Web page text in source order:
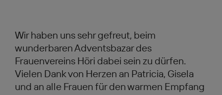
Wir haben uns sehr gefreut, beim
wunderbaren Adventsbazar des
Frauenvereins Höri dabei sein zu dürfen.
Vielen Dank von Herzen an Patricia, Gisela
und an alle Frauen für den warmen Empfang